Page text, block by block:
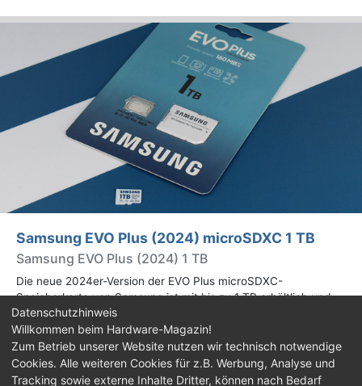
Samsung EVO Plus (2024) microSDXC 1 TB
Samsung EVO Plus (2024) 1 TB
Die neue 2024er-Version der EVO Plus microSDXC-
Speicherkarte von Samsung ist mit bis zu 1 TB erhältlich und
bietet 160 MB/s lesend, statt 130 MB/s wie beim Vorgänger aus
2021. Mehr dazu im Test.
Impressum| Kontakt |Jobs |Datenschutz |
Datenschutzhinweis
Willkommen beim Hardware-Magazin!
Zum Betrieb unserer Website nutzen wir technisch notwendige
Cookies. Alle weiteren Cookies für z.B. Werbung, Analyse und
Tracking sowie externe Inhalte Dritter, können nach Bedarf